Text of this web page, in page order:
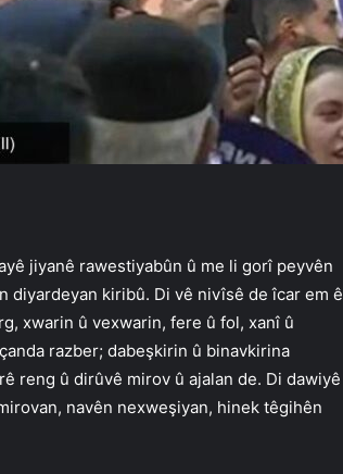
jiyanê rawestiyabûn û me li gorî peyvên
diyardeyan kiribû. Di vê nivîsê de îcar em ê
xwarin û vexwarin, fere û fol, xanî û
razber; dabeşkirin û binavkirina
reng û dirûvê mirov û ajalan de. Di dawiyê
navên nexweşiyan, hinek têgihên